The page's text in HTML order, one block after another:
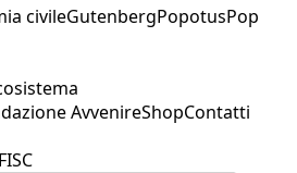
civileGutenbergPopotusPop
AvvenireShopContatti
FISC